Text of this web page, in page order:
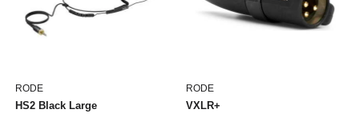
RODE
HS2 Black Large
RODE
VXLR+